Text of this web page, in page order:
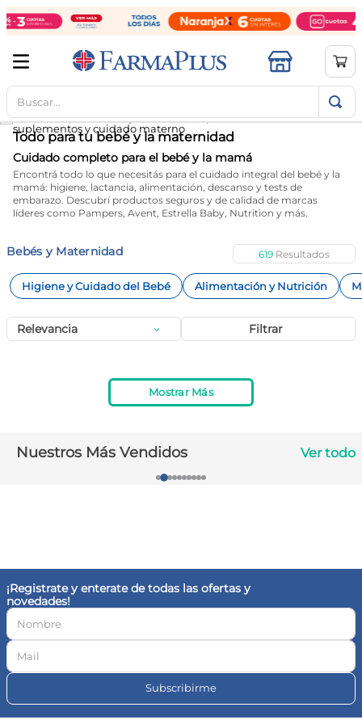
Buscar...
Todo para tu bebé y la maternidad
Cuidado completo para el bebé y la mamá
Encontrá todo lo que necesitás para el cuidado integral del bebé y la
mamá: higiene, lactancia, alimentación, descanso y tests de
embarazo. Descubrí productos seguros y de calidad de marcas
líderes como Pampers, Avent, Estrella Baby, Nutrition y más.
Bebés y Maternidad 619
Higiene y Cuidado del Bebé Alimentación y Nutrición
Filtrar
Relevancia
Mostrar Más
Nuestros Más Vendidos Ver todo
¡Registrate y enterate de todas las ofertas y
novedades!
Subscribirme
TÉRMINOS MÁS BUSCADOS
1.
mela b3
2
cerave limpieza
3.
creatina
4.
loreal
7 .
ibuprofeno
8.
contorno ojos